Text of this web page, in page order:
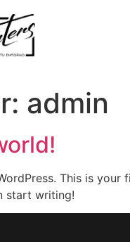
admin
This is your
start writing!